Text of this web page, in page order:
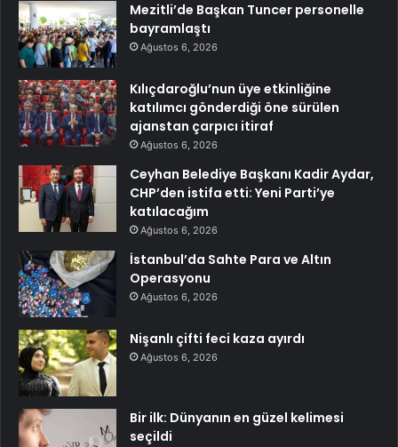
Mezitli’de Başkan Tuncer personelle
bayramlaştı
Ağustos 6, 2026
Kılıçdaroğlu’nun üye etkinliğine
katılımcı gönderdiği öne sürülen
ajanstan çarpıcı itiraf
Ağustos 6, 2026
Ceyhan Belediye Başkanı Kadir Aydar,
CHP’den istifa etti: Yeni Parti’ye
katılacağım
Ağustos 6, 2026
İstanbul’da Sahte Para ve Altın
Operasyonu
Ağustos 6, 2026
Nişanlı çifti feci kaza ayırdı
Ağustos 6, 2026
Bir ilk: Dünyanın en güzel kelimesi
seçildi